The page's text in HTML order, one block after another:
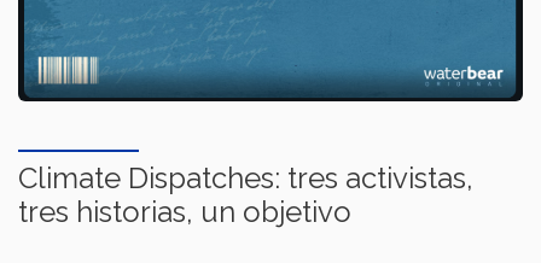
Climate Dispatches: tres activistas,
tres historias, un objetivo